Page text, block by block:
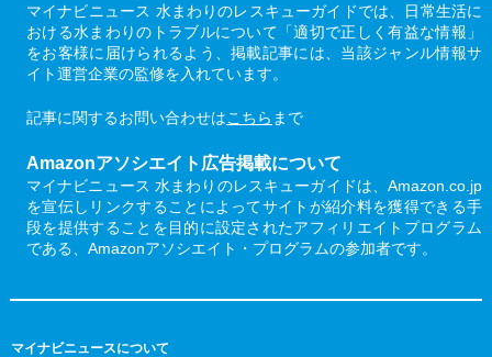
マイナビニュース 水まわりのレスキューガイドでは、日常生活に
おける水まわりのトラブルについて「適切で正しく有益な情報」
をお客様に届けられるよう、掲載記事には、当該ジャンル情報サ
イト運営企業の監修を入れています。
記事に関するお問い合わせはこちら まで
Amazonアソシエイト広告掲載について
マイナビニュース 水まわりのレスキューガイドは、Amazon.co.jp
を宣伝しリンクすることによってサイトが紹介料を獲得できる手
段を提供することを目的に設定されたアフィリエイトプログラム
である、Amazonアソシエイト・プログラムの参加者です。
マイナビニュースについて